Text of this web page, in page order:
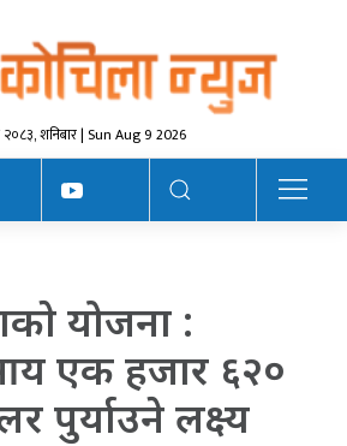
२०८३, शनिबार | Sun Aug 9 2026
योजना :
आय एक हजार ६२०
पुर्याउने लक्ष्य